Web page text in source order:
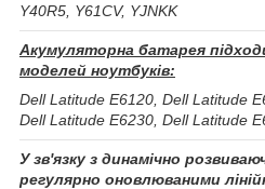
Y40R5, Y61CV, YJNKK
Акумуляторна батарея
моделей ноутбуків:
Dell Latitude E6120, Dell Latitude
Dell Latitude E6230, Dell Latitude
У зв'язку з динамічно
регулярно оновлюваними